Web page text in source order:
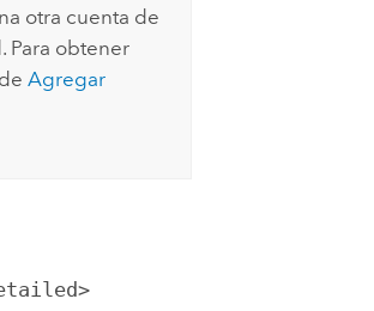
otra cuenta de
Para obtener
Agregar